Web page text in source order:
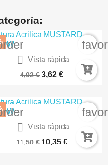

Vista rápida
Round Small B08001
4,02 € 3,62 €

Vista rápida
FINA NEGRA EN...
11,50 € 10,35 €